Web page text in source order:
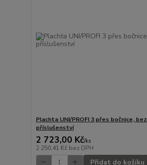
Plachta UNI/PROFI 3 přes bočnice, bez
příslušenství
2 723,00 Kč/ks
2 250,41 Kč bez DPH
Přidat do košíku